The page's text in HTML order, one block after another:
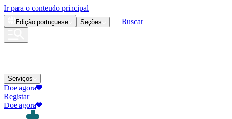
Ir para o conteudo principal
Edição portuguese Seções Buscar
Serviços
Doe agora
Registar
Doe agora